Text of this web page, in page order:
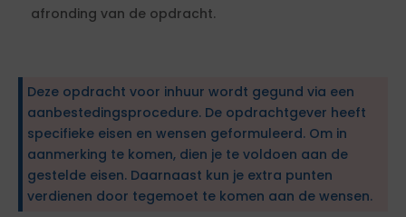
afronding van de opdracht.
Deze opdracht voor inhuur wordt gegund via een
aanbestedingsprocedure. De opdrachtgever heeft
specifieke eisen en wensen geformuleerd. Om in
aanmerking te komen, dien je te voldoen aan de
gestelde eisen. Daarnaast kun je extra punten
verdienen door tegemoet te komen aan de wensen.